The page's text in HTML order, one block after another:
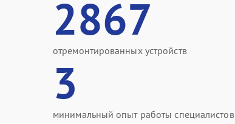
2867
отремонтированных устройств
3
минимальный опыт работы специалистов